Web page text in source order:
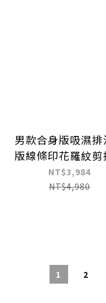
男款合身版吸濕排
版線條印花羅紋剪
型立領短袖上衣
NT$3,984
NT$4,980
1 2